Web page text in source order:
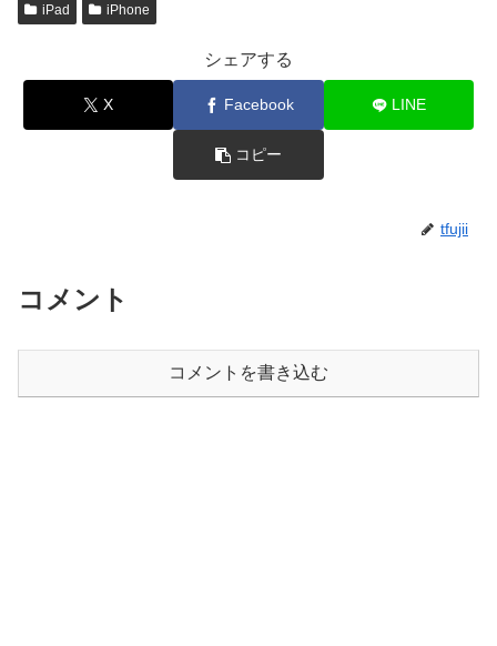
iPad iPhone
シェアする
X Facebook LINE
コピー
tfujii
コメント
コメントを書き込む